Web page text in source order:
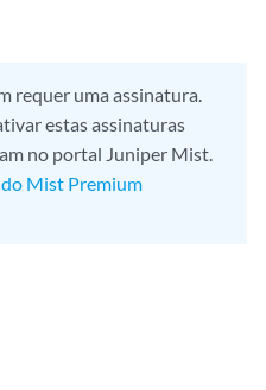
requer uma assinatura.
estas assinaturas
no portal Juniper Mist.
do Mist Premium